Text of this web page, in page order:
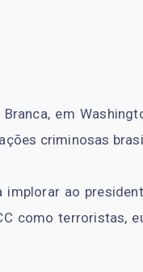
em
criminosas
ao
como terroristas,